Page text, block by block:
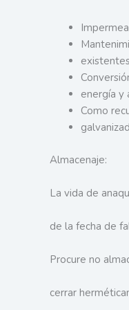
existentes
energía y
Como
Almacenaje:
La vida de
de la fecha de
Procure no
cerrar